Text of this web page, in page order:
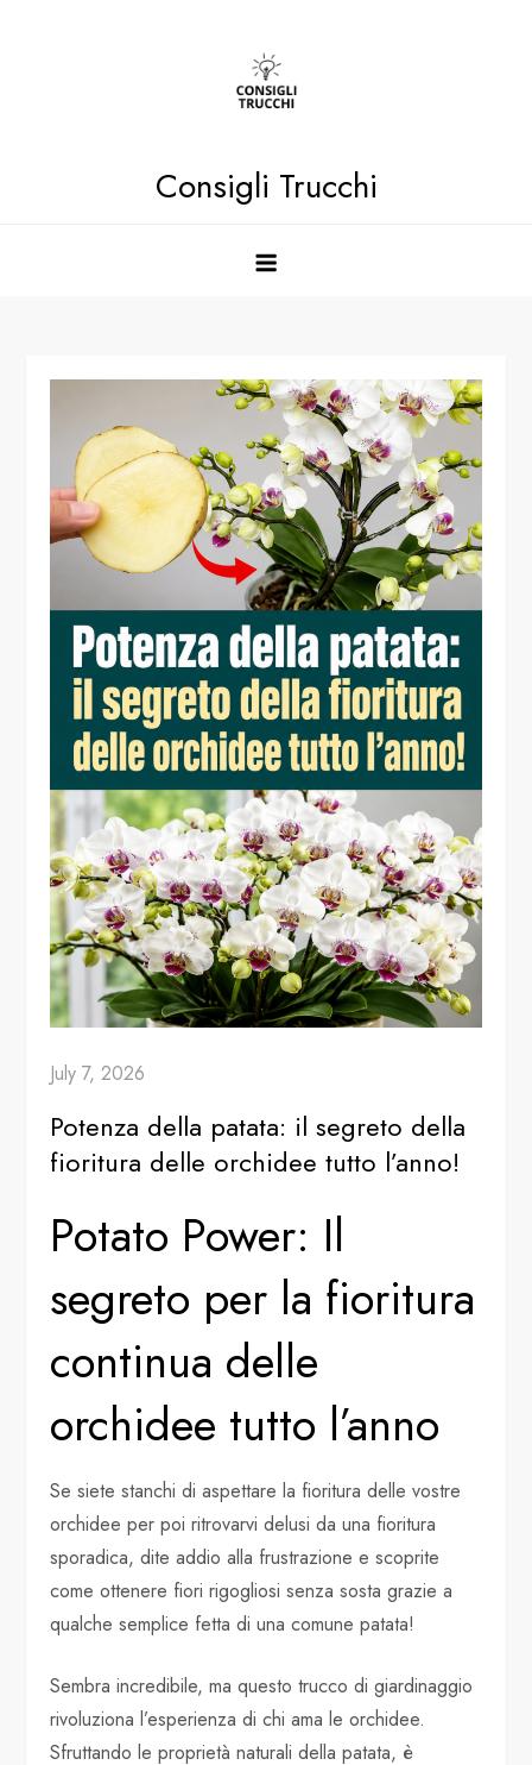
Consigli Trucchi
July 7, 2026
Potenza della patata: il segreto della
fioritura delle orchidee tutto l’anno!
Potato Power: Il
segreto per la fioritura
continua delle
orchidee tutto l’anno
Se siete stanchi di aspettare la fioritura delle vostre
orchidee per poi ritrovarvi delusi da una fioritura
sporadica, dite addio alla frustrazione e scoprite
come ottenere fiori rigogliosi senza sosta grazie a
qualche semplice fetta di una comune patata!
Sembra incredibile, ma questo trucco di giardinaggio
rivoluziona l’esperienza di chi ama le orchidee.
Sfruttando le proprietà naturali della patata, è